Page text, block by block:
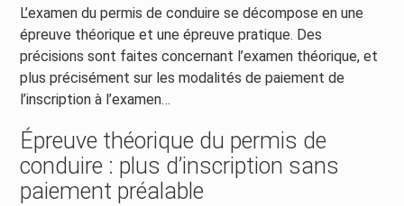
Construire votre patrimoine
Être prêt pour la facturation électronique
Dématérialiser vos documents
L’examen du permis de conduire se décompose en une
épreuve théorique et une épreuve pratique. Des
précisions sont faites concernant l’examen théorique, et
plus précisément sur les modalités de paiement de
l’inscription à l’examen…
Épreuve théorique du permis de
conduire : plus d’inscription sans
paiement préalable